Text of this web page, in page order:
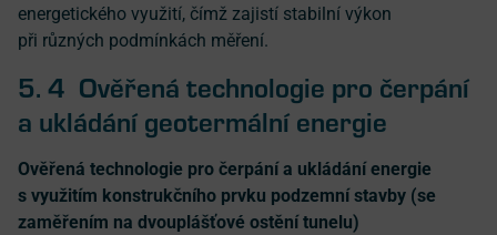
energetického využití, čímž zajistí stabilní výkon
při různých podmínkách měření.
5. 4 Ověřená technologie pro čerpání
a ukládání geotermální energie
Ověřená technologie pro čerpání a ukládání energie
s využitím konstrukčního prvku podzemní stavby (se
zaměřením na dvouplášťové ostění tunelu)